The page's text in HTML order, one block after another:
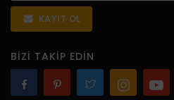
KAYIT OL
BIZI TAKIP EDIN